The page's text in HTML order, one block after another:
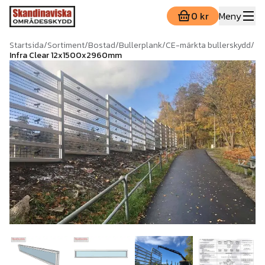
0 kr Meny
Startsida/Sortiment/Bostad/Bullerplank/CE-märkta bullerskydd/
Infra Clear 12x1500x2960mm